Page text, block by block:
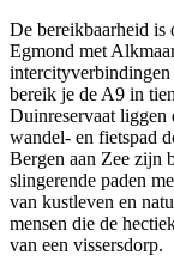
De bereikbaarheid is
Egmond met
intercityverbindingen
bereik je de A9 in
Duinreservaat liggen
wandel- en fietspad
Bergen aan Zee zijn
slingerende paden
van kustleven en
mensen die de
van een vissersdorp.